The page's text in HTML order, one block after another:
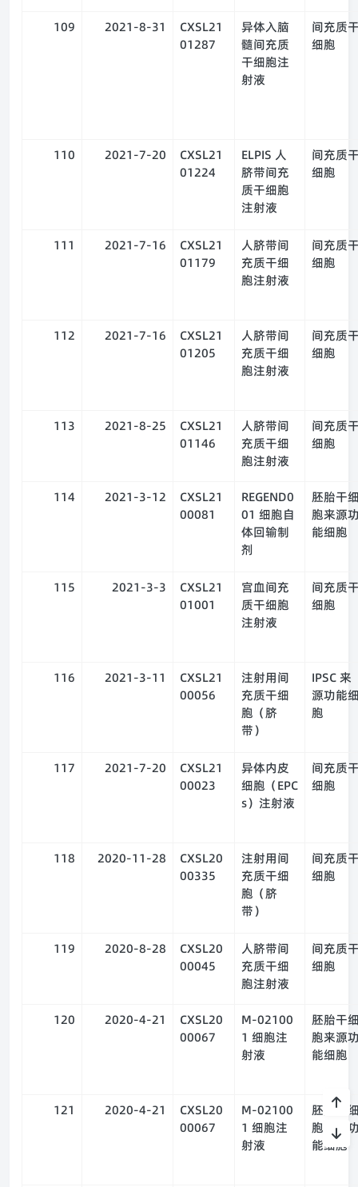
109 2021-8-31
CXSL21
01287
异体入脑
髓间充质
干细胞注
射液
间充质
细胞
110 2021-7-20
CXSL21
01224
ELPIS 人
脐带间充
质干细胞
注射液
间充质
细胞
111 2021-7-16
CXSL21
01179
人脐带间
充质干细
胞注射液
间充质
细胞
112 2021-7-16
CXSL21
01205
人脐带间
充质干细
胞注射液
间充质
细胞
113 2021-8-25
CXSL21
01146
人脐带间
充质干细
胞注射液
间充质
细胞
114 2021-3-12
CXSL21
00081
REGEND0
01 细胞自
体回输制
剂
胚胎干
胞来源
能细胞
115 2021-3-3
CXSL21
01001
宫血间充
质干细胞
注射液
间充质
细胞
116 2021-3-11
CXSL21
00056
注射用间
充质干细
胞（脐
带）
IPSC 来
源功能
胞
117 2021-7-20
CXSL21
00023
异体内皮
细胞（EPC
s）注射液
间充质
细胞
118 2020-11-28
CXSL20
00335
注射用间
充质干细
胞（脐
带）
间充质
细胞
119 2020-8-28
CXSL20
00045
人脐带间
充质干细
胞注射液
间充质
细胞
120 2020-4-21
CXSL20
00067
M-02100
1 细胞注
射液
胚胎干
胞来源
能细胞
121 2020-4-21
CXSL20
00067
M-02100
1 细胞注
射液
胚胎干
胞来源
能细胞